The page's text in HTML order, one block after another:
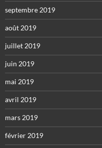
septembre 2019
août 2019
juillet 2019
juin 2019
mai 2019
avril 2019
mars 2019
février 2019